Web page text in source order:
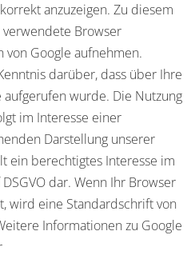
anzuzeigen. Zu diesem
Browser
von Google aufnehmen.
darüber, dass über Ihre
aufgerufen wurde. Die Nutzung
im Interesse einer
Darstellung unserer
ein berechtigtes Interesse im
dar. Wenn Ihr Browser
wird eine Standardschrift von
Informationen zu Google